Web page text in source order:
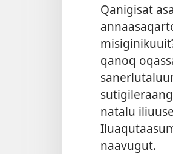
Qanigisat
qanoq
natalu
naavugut.